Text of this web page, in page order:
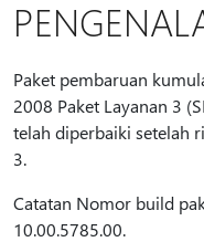
Paket pembaruan
2008 Paket Layanan 3
telah diperbaiki setelah
3.
Catatan Nomor build
10.00.5785.00.